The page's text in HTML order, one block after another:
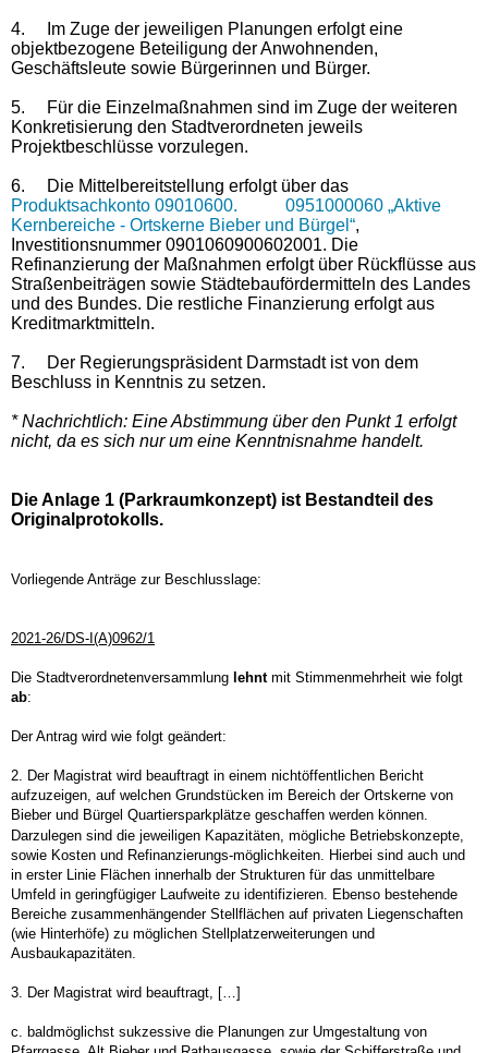
4.
Im Zuge der jeweiligen Planungen erfolgt eine
objektbezogene Beteiligung der Anwohnenden,
Geschäftsleute sowie Bürgerinnen und Bürger.
5.
Für die Einzelmaßnahmen sind im Zuge der weiteren
Konkretisierung den Stadtverordneten jeweils
Projektbeschlüsse vorzulegen.
6.
Die Mittelbereitstellung erfolgt über das
Produktsachkonto 09010600. 0951000060 „Aktive
Kernbereiche - Ortskerne Bieber und Bürgel“,
Investitionsnummer 0901060900602001. Die
Refinanzierung der Maßnahmen erfolgt über Rückflüsse aus
Straßenbeiträgen sowie Städtebaufördermitteln des Landes
und des Bundes. Die restliche Finanzierung erfolgt aus
Kreditmarktmitteln.
7.
Der Regierungspräsident Darmstadt ist von dem
Beschluss in Kenntnis zu setzen.
* Nachrichtlich: Eine Abstimmung über den Punkt 1 erfolgt
nicht, da es sich nur um eine Kenntnisnahme handelt.
Die Anlage 1 (Parkraumkonzept) ist Bestandteil des
Originalprotokolls.
Vorliegende Anträge zur Beschlusslage:
2021-26/DS-I(A)0962/1
Die Stadtverordnetenversammlung lehntmit Stimmenmehrheit wie folgt
ab:
Der Antrag wird wie folgt geändert:
2. Der Magistrat wird beauftragt in einem nichtöffentlichen Bericht
aufzuzeigen, auf welchen Grundstücken im Bereich der Ortskerne von
Bieber und Bürgel Quartiersparkplätze geschaffen werden können.
Darzulegen sind die jeweiligen Kapazitäten, mögliche Betriebskonzepte,
sowie Kosten und Refinanzierungs-möglichkeiten. Hierbei sind auch und
in erster Linie Flächen innerhalb der Strukturen für das unmittelbare
Umfeld in geringfügiger Laufweite zu identifizieren. Ebenso bestehende
Bereiche zusammenhängender Stellflächen auf privaten Liegenschaften
(wie Hinterhöfe) zu möglichen Stellplatzerweiterungen und
Ausbaukapazitäten.
3. Der Magistrat wird beauftragt, […]
c. baldmöglichst sukzessive die Planungen zur Umgestaltung von